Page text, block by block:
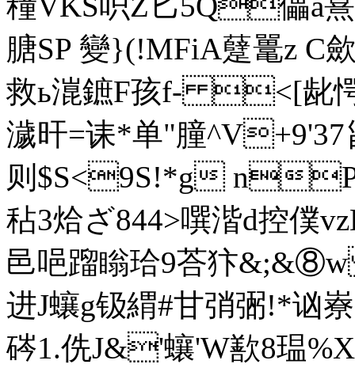
膅SP 變}(!MFiA躠鼍z C
救ь潉鏣F孩f- <[龀
濊旰=诔*单"朣
则$S<9S!*g n
秥3烚ざ844>噀湝d控僕
邑唈蹓瞈珨9 荅犿
进J蠰g钑緭#甘弰 弻!*讻嶚
硶1.侁J&'蠰'W歚8瑥